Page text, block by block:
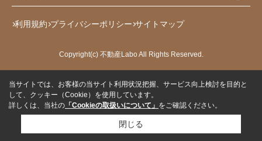
利用規約 プライバシーポリシー サイトマップ
Copyright(c) 不動産Labo All Rights Reserved.
当サイトでは、お客様の当サイト利用状況把握、サービス向上検討を目的と
して、クッキー（Cookie）を使用しています。
詳しくは、当社の 「Cookieの取扱いについて」 をご確認ください。
閉じる